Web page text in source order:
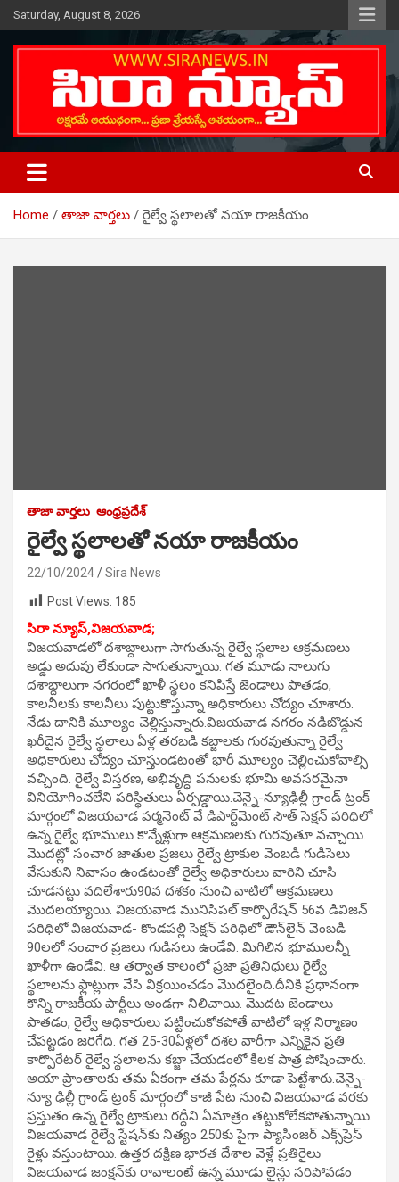
Skip
to
content
Saturday, August 8, 2026
SIRA NEWS
Telugu Online News Daily
Home తాజా వార్తలు రైల్వే స్థలాలతో నయా రాజకీయం
తాజా వార్తలు ఆంధ్రప్రదేశ్
రైల్వే స్థలాలతో నయా రాజకీయం
22/10/2024
Sira News
Post Views: 185
సిరా న్యూస్,విజయవాడ;
విజయవాడలో దశాబ్దాలుగా సాగుతున్న రైల్వే స్థలాల ఆక్రమణలు
అడ్డు అదుపు లేకుండా సాగుతున్నాయి. గత మూడు నాలుగు
దశాబ్దాలుగా నగరంలో ఖాళీ స్థలం కనిపిస్తే జెండాలు పాతడం,
కాలనీలకు కాలనీలు పుట్టుకొస్తున్నా అధికారులు చోద్యం చూశారు.
నేడు దానికి మూల్యం చెల్లిస్తున్నారు.విజయవాడ నగరం నడిబొడ్డున
ఖరీదైన రైల్వే స్థలాలు ఏళ్ల తరబడి కబ్జాలకు గురవుతున్నా రైల్వే
అధికారులు చోద్యం చూస్తుండటంతో భారీ మూల్యం చెల్లించుకోవాల్సి
వచ్చింది. రైల్వే విస్తరణ, అభివృద్ధి పనులకు భూమి అవసరమైనా
వినియోగించలేని పరిస్థితులు ఏర్పడ్డాయి.చెన్నై-న్యూఢిల్లీ గ్రాండ్ ట్రంక్‌
మార్గంలో విజయవాడ పర్మనెంట్‌ వే డిపార్ట్‌మెంట్‌ సౌత్ సెక్షన్ పరిధిలో
ఉన్న రైల్వే భూములు కొన్నేళ్లుగా ఆక్రమణలకు గురవుతూ వచ్చాయి.
మొదట్లో సంచార జాతుల ప్రజలు రైల్వే ట్రాకుల వెంబడి గుడిసెలు
వేసుకుని నివాసం ఉండటంతో రైల్వే అధికారులు వారిని చూసి
చూడనట్టు వదిలేశారు90వ దశకం నుంచి వాటిలో ఆక్రమణలు
మొదలయ్యాయి. విజయవాడ మునిసిపల్ కార్పొరేషన్ 56వ డివిజన్‌
పరిధిలో విజయవాడ- కొండపల్లి సెక్షన్‌ పరిధిలో డౌన్‌లైన్ వెంబడి
90లలో సంచార ప్రజలు గుడిసలు ఉండేవి. మిగిలిన భూములన్నీ
ఖాళీగా ఉండేవి. ఆ తర్వాత కాలంలో ప్రజా ప్రతినిధులు రైల్వే
స్థలాలను ఫ్లాట్లుగా వేసి విక్రయించడం మొదలైంది.దీనికి ప్రధానంగా
కొన్ని రాజకీయ పార్టీలు అండగా నిలిచాయి. మొదట జెండాలు
పాతడం, రైల్వే అధికారులు పట్టించుకోకపోతే వాటిలో ఇళ్ల నిర్మాణం
చేపట్టడం జరిగేది. గత 25-30ఏళ్లలో దశల వారీగా ఎన్నికైన ప్రతి
కార్పొరేటర్ రైల్వే స్థలాలను కబ్జా చేయడంలో కీలక పాత్ర పోషించారు.
అయా ప్రాంతాలకు తమ ఏకంగా తమ పేర్లను కూడా పెట్టేశారు.చెన్నై-
న్యూ ఢిల్లీ గ్రాండ్ ట్రంక్‌ మార్గంలో కాజీ పేట నుంచి విజయవాడ వరకు
ప్రస్తుతం ఉన్న రైల్వే ట్రాకులు రద్దీని ఏమాత్రం తట్టుకోలేకపోతున్నాయి.
విజయవాడ రైల్వే స్టేషన్‌కు నిత్యం 250కు పైగా ప్యాసింజర్‌ ఎక్స్‌ప్రెస్‌
రైళ్లు వస్తుంటాయి. ఉత్తర దక్షిణ భారత దేశాల వెళ్లే ప్రతిరైలు
విజయవాడ జంక్షన్‌కు రావాలంటే ఉన్న మూడు లైన్లు సరిపోవడం